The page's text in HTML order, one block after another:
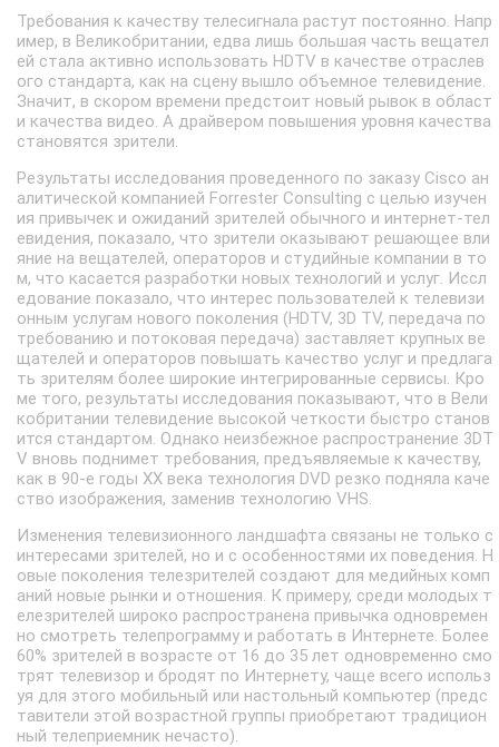
Требования к качеству телесигнала растут постоянно. Напр
имер, в Великобритании, едва лишь большая часть вещател
ей стала активно использовать HDTV в качестве отраслев
ого стандарта, как на сцену вышло объемное телевидение.
Значит, в скором времени предстоит новый рывок в област
и качества видео. А драйвером повышения уровня качества
становятся зрители.
Результаты исследования проведенного по заказу Cisco ан
алитической компанией Forrester Consulting c целью изучен
ия привычек и ожиданий зрителей обычного и интернет-тел
евидения, показало, что зрители оказывают решающее вли
яние на вещателей, операторов и студийные компании в то
м, что касается разработки новых технологий и услуг. Иссл
едование показало, что интерес пользователей к телевизи
онным услугам нового поколения (HDTV, 3D TV, передача по
требованию и потоковая передача) заставляет крупных ве
щателей и операторов повышать качество услуг и предлага
ть зрителям более широкие интегрированные сервисы. Кро
ме того, результаты исследования показывают, что в Вели
кобритании телевидение высокой четкости быстро станов
ится стандартом. Однако неизбежное распространение 3DT
V вновь поднимет требования, предъявляемые к качеству,
как в 90-е годы XX века технология DVD резко подняла каче
ство изображения, заменив технологию VHS.
Изменения телевизионного ландшафта связаны не только с
интересами зрителей, но и с особенностями их поведения. Н
овые поколения телезрителей создают для медийных комп
аний новые рынки и отношения. К примеру, среди молодых т
елезрителей широко распространена привычка одновремен
но смотреть телепрограмму и работать в Интернете. Более
60% зрителей в возрасте от 16 до 35 лет одновременно смо
трят телевизор и бродят по Интернету, чаще всего использ
уя для этого мобильный или настольный компьютер (предс
тавители этой возрастной группы приобретают традицион
ный телеприемник нечасто).